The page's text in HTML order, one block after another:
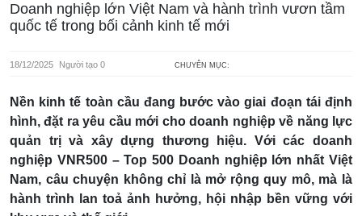
Doanh nghiệp lớn Việt Nam và hành trình vươn tầm
quốc tế trong bối cảnh kinh tế mới
18/12/2025 Người tạo 0 CHUYÊN MỤC:
Nền kinh tế toàn cầu đang bước vào giai đoạn tái định
hình, đặt ra yêu cầu mới cho doanh nghiệp về năng lực
quản trị và xây dựng thương hiệu. Với các doanh
nghiệp VNR500 – Top 500 Doanh nghiệp lớn nhất Việt
Nam, câu chuyện không chỉ là mở rộng quy mô, mà là
hành trình lan toả ảnh hưởng, hội nhập bền vững với